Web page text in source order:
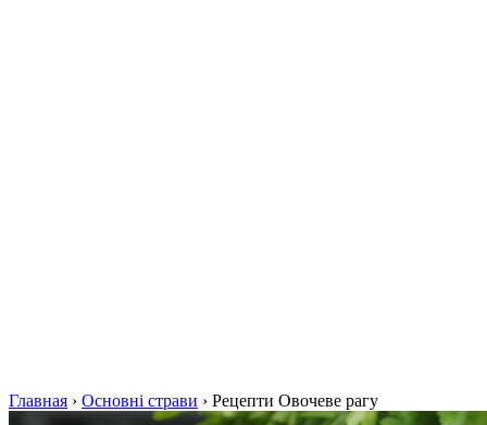
Главная › Основні страви › Рецепти Овочеве рагу